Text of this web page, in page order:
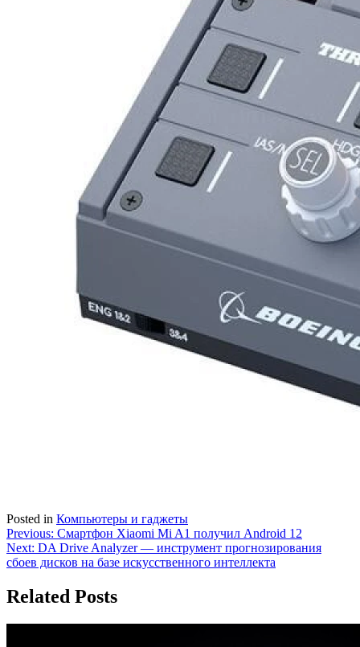
Posted in Компьютеры и гаджеты
Навигация
по
Previous: Смартфон Xiaomi Mi A1 получил Android 12
Next: DA Drive Analyzer — инструмент прогнозирования
сбоев дисков на базе искусственного интеллекта
Related Posts